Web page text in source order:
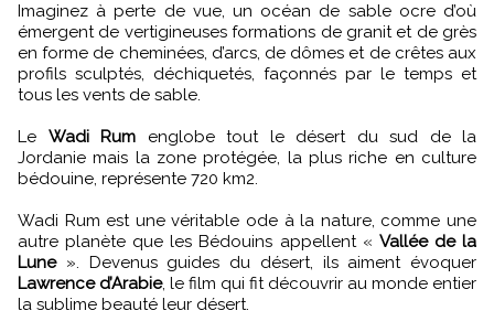
Imaginez à perte de vue, un océan de sable ocre d’où
émergent de vertigineuses formations de granit et de grès
en forme de cheminées, d’arcs, de dômes et de crêtes aux
profils sculptés, déchiquetés, façonnés par le temps et
tous les vents de sable.
Le Wadi Rum englobe tout le désert du sud de la
Jordanie mais la zone protégée, la plus riche en culture
bédouine, représente 720 km2.
Wadi Rum est une véritable ode à la nature, comme une
autre planète que les Bédouins appellent « Vallée de la
Lune ». Devenus guides du désert, ils aiment évoquer
Lawrence d’Arabie, le film qui fit découvrir au monde entier
la sublime beauté leur désert.